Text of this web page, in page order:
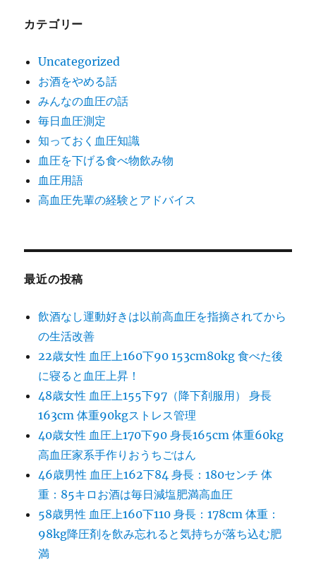
カテゴリー
Uncategorized
お酒をやめる話
みんなの血圧の話
毎日血圧測定
知っておく血圧知識
血圧を下げる食べ物飲み物
血圧用語
高血圧先輩の経験とアドバイス
最近の投稿
飲酒なし運動好きは以前高血圧を指摘されてから
の生活改善
22歳女性 血圧上160下90 153cm80kg 食べた後
に寝ると血圧上昇！
48歳女性 血圧上155下97（降下剤服用） 身長
163cm 体重90kgストレス管理
40歳女性 血圧上170下90 身長165cm 体重60kg
高血圧家系手作りおうちごはん
46歳男性 血圧上162下84 身長：180センチ 体
重：85キロお酒は毎日減塩肥満高血圧
58歳男性 血圧上160下110 身長：178cm 体重：
98kg降圧剤を飲み忘れると気持ちが落ち込む肥
満